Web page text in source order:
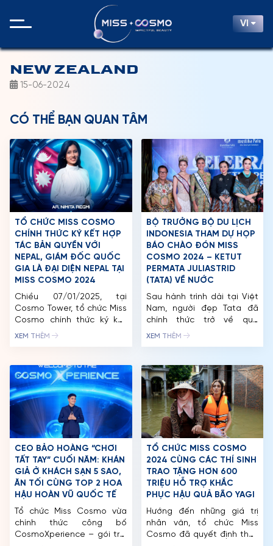
VI
TRANG CHỦ
CUỘC THI
NEW ZEALAND
15-06-2024
CÓ THỂ BẠN QUAN TÂM
TỔ CHỨC MISS COSMO
CHÍNH THỨC KÝ KẾT HỢP
TÁC BẢN QUYỀN VỚI
NEPAL, GIÁM ĐỐC QUỐC
GIA LÀ ĐẠI DIỆN NEPAL TẠI
MISS COSMO 2024
Chiều 07/01/2025, tại
Cosmo Tower, tổ chức Miss
Cosmo chính thức ký kết
bản quyền với đơn vị giữ
đốc Quốc Gia Nepal là Ar.
Nimita Regmi, từng là đại
diện của Nepal tham gia
Miss Cosmo 2024. Năm
2024, Miss Cosmo lần đầu
tiên […]
XEM THÊM
BỘ TRƯỞNG BỘ DU LỊCH
INDONESIA THAM DỰ HỌP
BÁO CHÀO ĐÓN MISS
COSMO 2024 – KETUT
PERMATA JULIASTRID
(TATA) VỀ NƯỚC
Sau hành trình dài tại Việt
Nam, người đẹp Tata đã
chính thức trở về quê
hương Indonesia với cương
hậu trẻ tuổi không khỏi xúc
động khi nhận được sự
chào đón nồng nhiệt từ
người hâm mộ và các cơ
quan truyền […]
XEM THÊM
CEO BẢO HOÀNG “CHƠI
TẤT TAY” CUỐI NĂM: KHÁN
GIẢ Ở KHÁCH SẠN 5 SAO,
ĂN TỐI CÙNG TOP 2 HOA
HẬU HOÀN VŨ QUỐC TẾ
Tổ chức Miss Cosmo vừa
chính thức công bố
CosmoXperience – gói trải
TỔ CHỨC MISS COSMO
2024 CÙNG CÁC THÍ SINH
TRAO TẶNG HƠN 600
TRIỆU HỖ TRỢ KHẮC
PHỤC HẬU QUẢ BÃO YAGI
Hướng đến những giá trị
nhân văn, tổ chức Miss
Cosmo đã quyết định thay